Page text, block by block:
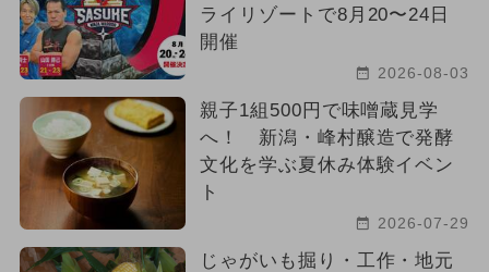
ライリゾートで8月20〜24日
開催
2026-08-03
親子1組500円で味噌蔵見学
へ！ 新潟・峰村醸造で発酵
文化を学ぶ夏休み体験イベン
ト
2026-07-29
じゃがいも掘り・工作・地元